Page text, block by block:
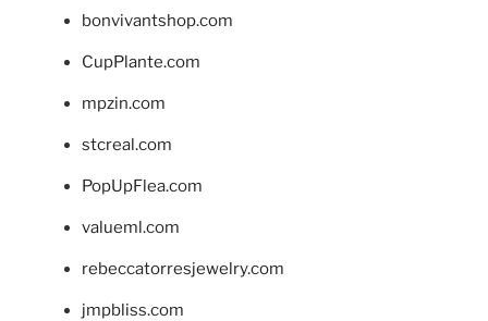
bonvivantshop.com
CupPlante.com
mpzin.com
stcreal.com
PopUpFlea.com
valueml.com
rebeccatorresjewelry.com
jmpbliss.com